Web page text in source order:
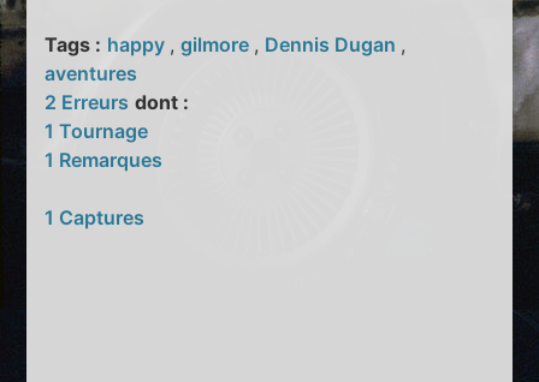
Tags : happy ,gilmore , Dennis Dugan ,
aventures
2 Erreurs dont :
1 Tournage
1 Remarques
1 Captures